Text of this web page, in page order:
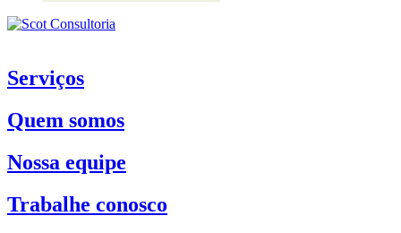
Serviços
Quem somos
Nossa equipe
Trabalhe conosco